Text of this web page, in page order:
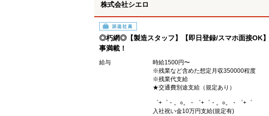
株式会社シエロ
派遣社員
◎朽網◎【製造スタッフ】【即日登録/スマホ面接OK
事満載！
給与
時給1500円〜
※残業など含めた想定月収350000程度
※残業代支給
★交通費別途支給（規定あり）
゜+゜・。○。・゜+゜・。○。・゜+゜
入社祝い金10万円支給(規定有)